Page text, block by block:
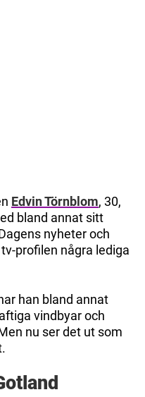
Edvin Törnblom, 30,
bland annat sitt
nyheter och
profilen några lediga
han bland annat
vindbyar och
nu ser det ut som